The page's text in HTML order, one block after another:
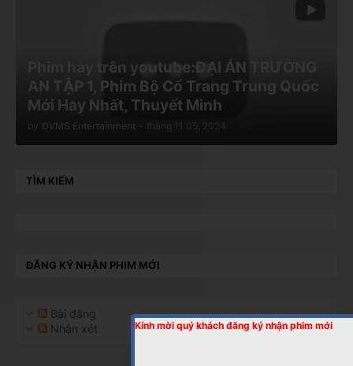
Kính mời quý khách đăng ký nhận phim mới
Phim hay trên youtube:ĐẠI ÁN TRƯỜNG
AN TẬP 1, Phim Bộ Cổ Trang Trung Quốc
Mới Hay Nhất, Thuyết Minh
DVMS Entertainment tháng 11 05, 2024
TÌM KIẾM
ĐĂNG KÝ NHẬN PHIM MỚI
Bài đăng
Nhận xét